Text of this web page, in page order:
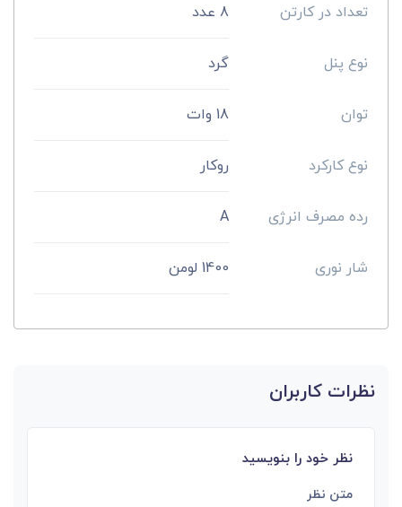
تعداد در کارتن 8 عدد
نوع پنل گرد
توان 18 وات
نوع کارکرد روکار
رده مصرف انرژی A
شار نوری 1400 لومن
نظرات کاربران
نظر خود را بنویسید
متن نظر